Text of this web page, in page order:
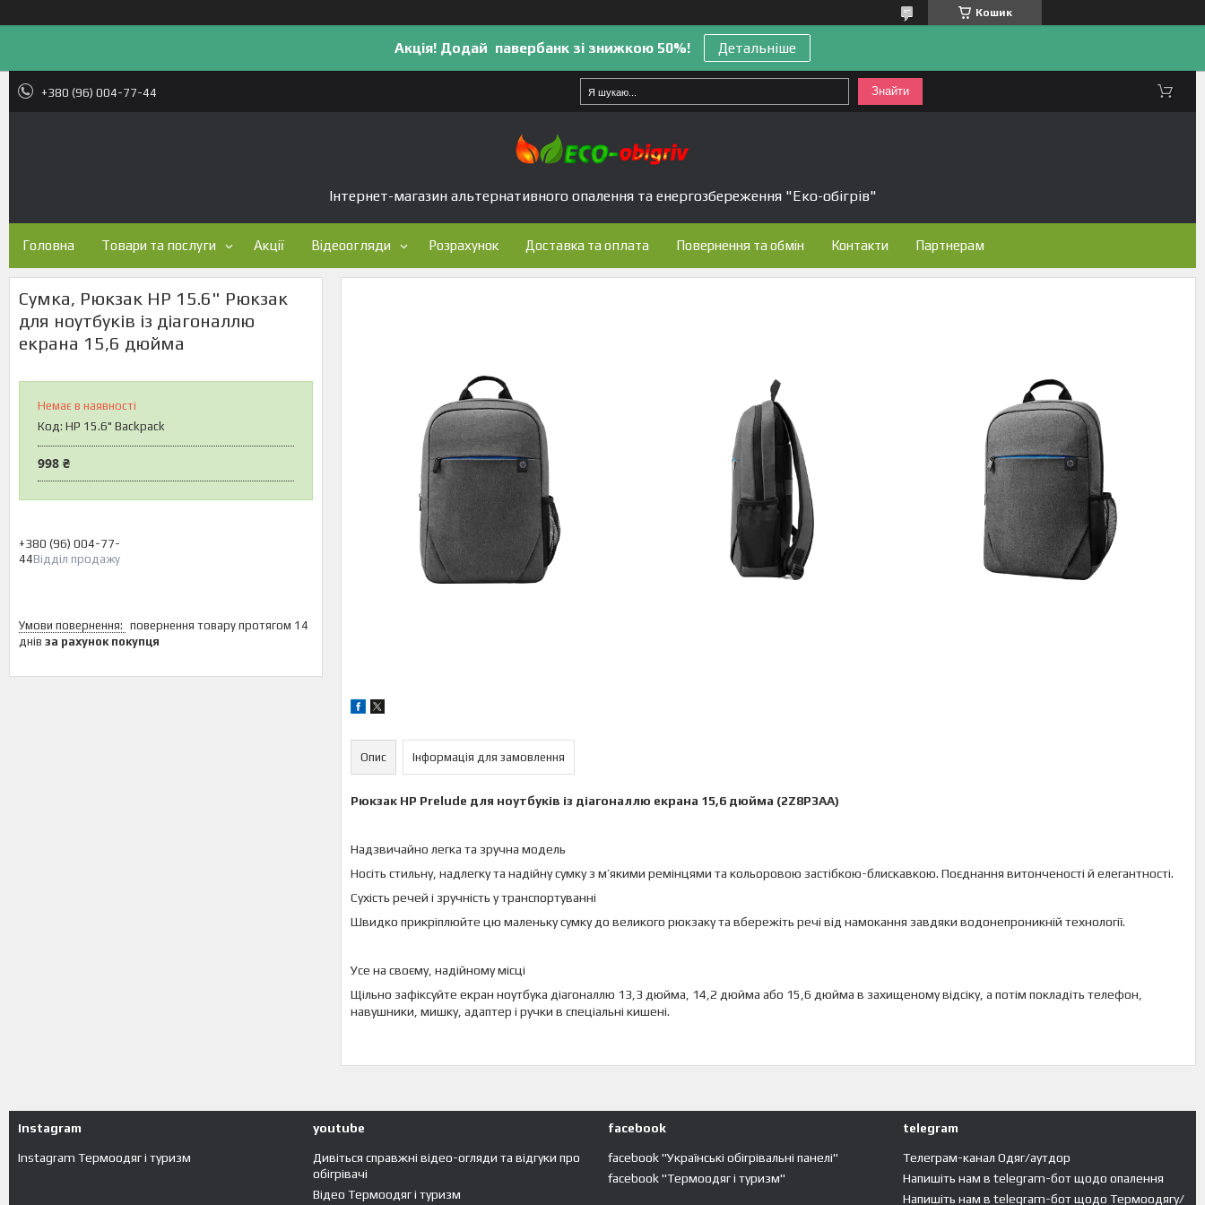
Кошик
Акція! Додай павербанк зі знижкою 50%! Детальніше
+380 (96) 004-77-44 Знайти
Інтернет-магазин альтернативного опалення та енергозбереження "Еко-обігрів"
Головна Товари та послуги Акції Відеоогляди Розрахунок Доставка та оплата Повернення та обмін Контакти Партнерам
Сумка, Рюкзак HP 15.6" Рюкзак
для ноутбуків із діагоналлю
екрана 15,6 дюйма
Немає в наявності
Код: HP 15.6" Backpack
998 ₴
+380 (96) 004-77-
44Відділ продажу
повернення товару протягом 14
днів за рахунок покупця
Опис Інформація для замовлення
Рюкзак HP Prelude для ноутбуків із діагоналлю екрана 15,6 дюйма (2Z8P3AA)
Надзвичайно легка та зручна модель
Носіть стильну, надлегку та надійну сумку з м’якими ремінцями та кольоровою застібкою-блискавкою. Поєднання витонченості й елегантності.
Сухість речей і зручність у транспортуванні
Швидко прикріплюйте цю маленьку сумку до великого рюкзаку та вбережіть речі від намокання завдяки водонепроникній технології.
Усе на своєму, надійному місці
Щільно зафіксуйте екран ноутбука діагоналлю 13,3 дюйма, 14,2 дюйма або 15,6 дюйма в захищеному відсіку, а потім покладіть телефон,
навушники, мишку, адаптер і ручки в спеціальні кишені.
Instagram
Instagram Термоодяг і туризм
youtube
Дивіться справжні відео-огляди та відгуки про
обігрівачі
Відео Термоодяг і туризм
facebook
facebook "Українські обігрівальні панелі"
facebook "Термоодяг і туризм"
telegram
Телеграм-канал Одяг/аутдор
Напишіть нам в telegram-бот щодо опалення
Напишіть нам в telegram-бот щодо Термоодягу/